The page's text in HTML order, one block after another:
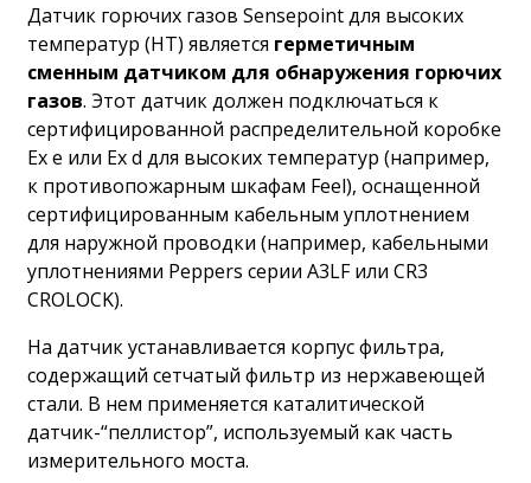
Датчик горючих газов Sensepoint для высоких
температур (HT) является герметичным
сменным датчиком для обнаружения горючих
газов. Этот датчик должен подключаться к
сертифицированной распределительной коробке
Ex e или Ex d для высоких температур (например,
к противопожарным шкафам Feel), оснащенной
сертифицированным кабельным уплотнением
для наружной проводки (например, кабельными
уплотнениями Peppers серии A3LF или CR3
CROLOCK).
На датчик устанавливается корпус фильтра,
содержащий сетчатый фильтр из нержавеющей
стали. В нем применяется каталитической
датчик-“пеллистор”, используемый как часть
измерительного моста.